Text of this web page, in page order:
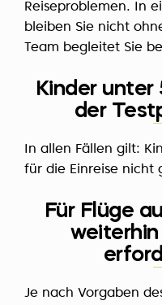
Reiseproblemen. In
bleiben Sie nicht
Team begleitet Sie
Kinder unter
der
In allen Fällen gilt:
für die Einreise nicht
Für Flüge
Je nach Vorgaben